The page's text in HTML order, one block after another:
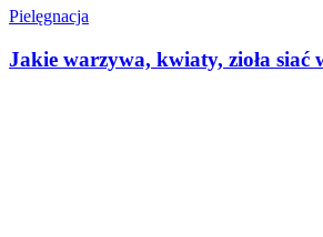
Pielęgnacja
Jakie warzywa, kwiaty, zioła siać